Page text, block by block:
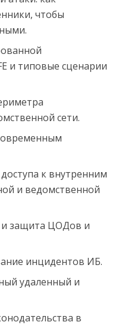
чтобы
и типовые сценарии
сети.
к внутренним
и ведомственной
и защита ЦОДов и
инцидентов ИБ.
удаленный и
в